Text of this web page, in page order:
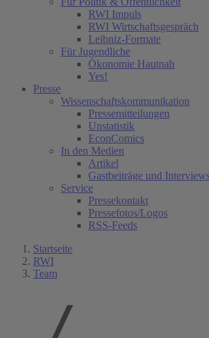
RWI Impuls
RWI Wirtschaftsgespräch
Leibniz-Formate
Für Jugendliche
Ökonomie Hautnah
Yes!
Presse
Wissenschaftskommunikation
Pressemitteilungen
Unstatistik
EconComics
In den Medien
Artikel
Gastbeiträge und
Service
Pressekontakt
Pressefotos/Logos
RSS-Feeds
Startseite
RWI
Team